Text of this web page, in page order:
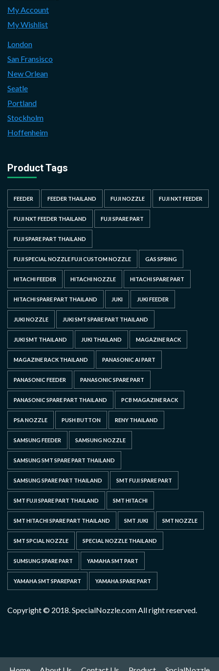
My Account
My Wishlist
London
San Fransisco
New Orlean
Seatle
Portland
Stockholm
Hoffenheim
Product Tags
FEEDER FEEDER THAILAND FUJI NOZZLE FUJI NXT FEEDER
FUJI NXT FEEDER THAILAND FUJI SPARE PART
FUJI SPARE PART THAILAND
FUJI SPECIAL NOZZLE FUJI CUSTOM NOZZLE GAS SPRING
HITACHI FEEDER HITACHI NOZZLE HITACHI SPARE PART
HITACHI SPARE PART THAILAND JUKI JUKI FEEDER
JUKI NOZZLE JUKI SMT SPARE PART THAILAND
JUKI SMT THAILAND JUKI THAILAND MAGAZINE RACK
MAGAZINE RACK THAILAND PANASONIC AI PART
PANASONIC FEEDER PANASONIC SPARE PART
PANASONIC SPARE PART THAILAND PCB MAGAZINE RACK
PSA NOZZLE PUSH BUTTON RENY THAILAND
SAMSUNG FEEDER SAMSUNG NOZZLE
SAMSUNG SMT SPARE PART THAILAND
SAMSUNG SPARE PART THAILAND SMT FUJI SPARE PART
SMT FUJI SPARE PART THAILAND SMT HITACHI
SMT HITACHI SPARE PART THAILAND SMT JUKI SMT NOZZLE
SMT SPCIAL NOZZLE SPECIAL NOZZLE THAILAND
SUMSUNG SPARE PART YAMAHA SMT PART
YAMAHA SMT SPAREPART YAMAHA SPARE PART
Copyright © 2018. SpecialNozzle.com All right reserved.